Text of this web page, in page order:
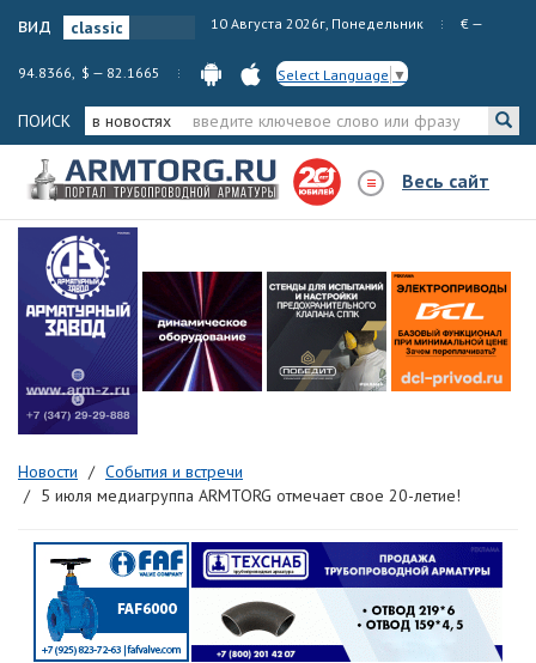
вид 10 Августа 2026г, Понедельник € —
94.8366, $ — 82.1665 Select Language ▼
ПОИСК в новостях
Весь сайт
Новости
События и встречи
5 июля медиагруппа ARMTORG отмечает свое 20-летие!